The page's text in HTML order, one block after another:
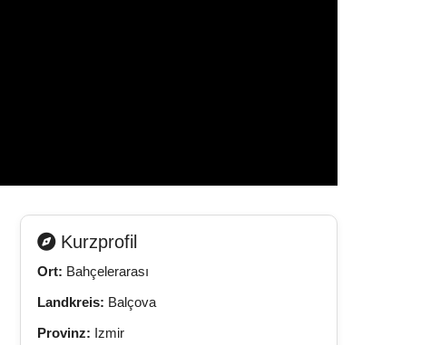
Kurzprofil
Ort: Bahçelerarası
Landkreis: Balçova
Provinz: Izmir